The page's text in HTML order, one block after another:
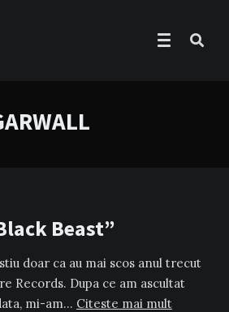
Beast”
doar ca au mai scos anul trecut
Records. Dupa ce am ascultat
mi-am… Citeste mai mult